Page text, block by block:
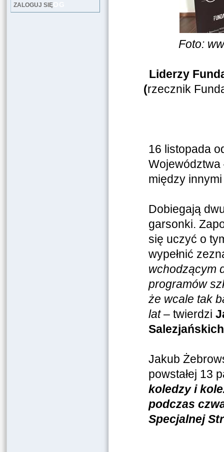
LOG
ZALOGUJ SIĘ
Foto:
Liderzy
(rzecznik
16 listopada
Województwa
między
Dobiegają
garsonki.
się uczyć o
wypełnić
wchodzącym
programów
że wcale tak
lat– twierdzi
Jakub
powstałej 13
koledzy i
podczas
Specjalnej